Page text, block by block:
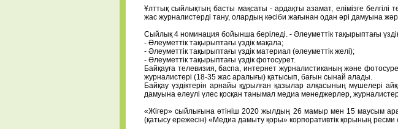
Ұлттық сыйлықтың басты мақсаты - ардақты азамат, елімізге белгілі
жас журналистерді тану, олардың кәсіби жағынан одан әрі дамуына
Сыйлық 4 номинация бойынша беріледі. - Әлеуметтік тақырыптағы
- Әлеуметтік тақырыптағы үздік мақала;
- Әлеуметтік тақырыптағы үздік материал (әлеуметтік желі);
- Әлеуметтік тақырыптағы үздік фотосурет.
Байқауға телевизия, баспа, интернет журналистиканың және
журналистері (18-35 жас аралығы) қатысып, бағын сынай алады.
Байқау үздіктерін арнайы құрылған қазылар алқасының мүшелері
дамуына елеулі үлес қосқан танымал медиа менеджерлер, журналистер,
«Жігер» сыйлығына өтініш 2020 жылдың 26 мамыр мен 15 маусым
(қатысу ережесін) «Медиа дамыту қоры» корпоративтік қорының ресми